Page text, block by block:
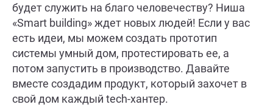
будет служить на благо человечеству? Ниша
«Smart building» ждет новых людей! Если у вас
есть идеи, мы можем создать прототип
системы умный дом, протестировать ее, а
потом запустить в производство. Давайте
вместе создадим продукт, который захочет в
свой дом каждый tech-хантер.